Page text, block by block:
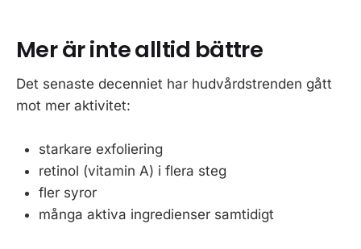
Mer är inte alltid bättre
Det senaste decenniet har hudvårdstrenden gått
mot mer aktivitet:
starkare exfoliering
retinol (vitamin A) i flera steg
fler syror
många aktiva ingredienser samtidigt